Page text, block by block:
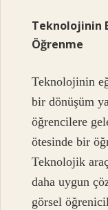
Teknolojinin
Öğrenme
Teknolojinin
bir dönüşüm
öğrencilere
ötesinde bir
Teknolojik
daha uygun
görsel